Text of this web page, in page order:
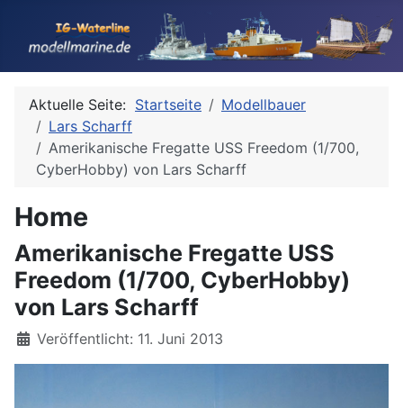
Aktuelle Seite: Startseite
Modellbauer
Lars Scharff
Amerikanische Fregatte USS Freedom (1/700,
CyberHobby) von Lars Scharff
Home
Amerikanische Fregatte USS
Freedom (1/700, CyberHobby)
von Lars Scharff
Details
Veröffentlicht: 11. Juni 2013